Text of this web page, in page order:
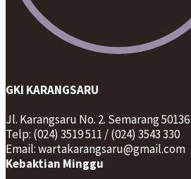
GKI KARANGSARU
Jl. Karangsaru No. 2. Semarang 50136
Telp: (024) 3519 511 / (024) 3543 330
Email: wartakarangsaru@gmail.com
Kebaktian Minggu